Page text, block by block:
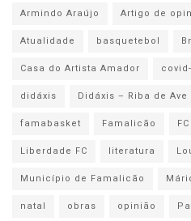
Armindo Araújo Artigo de
Atualidade
basquetebol
Casa do Artista Amador
didáxis
Didáxis – Riba de Ave
famabasket
Famalicão
Liberdade FC
literatura
Município de Famalicão
natal
obras opinião